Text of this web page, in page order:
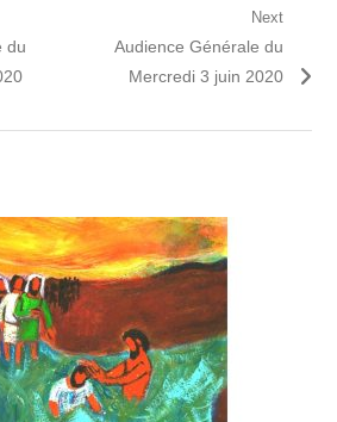
du
Next
Next
post:
Audience Générale du
Mercredi 3 juin 2020